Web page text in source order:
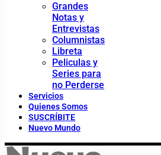
Grandes
Notas y
Entrevistas
Columnistas
Libreta
Peliculas y
Series para
no Perderse
Servicios
Quienes Somos
SUSCRÍBITE
Nuevo Mundo